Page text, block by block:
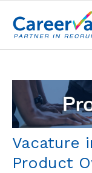
Vacature
Product